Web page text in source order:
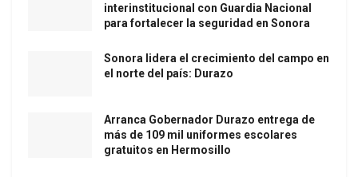
interinstitucional con Guardia Nacional
para fortalecer la seguridad en Sonora
Sonora lidera el crecimiento del campo en
el norte del país: Durazo
Arranca Gobernador Durazo entrega de
más de 109 mil uniformes escolares
gratuitos en Hermosillo